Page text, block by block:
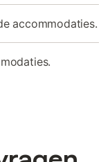
accommodaties.